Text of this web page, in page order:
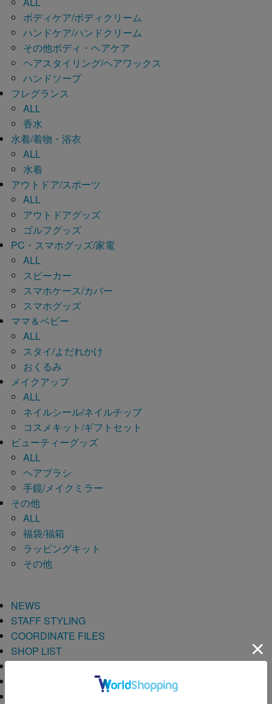
ボディケア/ボディクリーム
ハンドケア/ハンドクリーム
その他ボディ・ヘアケア
ヘアスタイリング/ヘアワックス
ハンドソープ
フレグランス
ALL
香水
水着/着物・浴衣
ALL
水着
アウトドア/スポーツ
ALL
アウトドアグッズ
ゴルフグッズ
PC・スマホグッズ/家電
ALL
スピーカー
スマホケース/カバー
スマホグッズ
ママ＆ベビー
ALL
スタイ/よだれかけ
おくるみ
メイクアップ
ALL
ネイルシール/ネイルチップ
コスメキット/ギフトセット
ビューティーグッズ
ALL
ヘアブラシ
手鏡/メイクミラー
その他
ALL
福袋/福箱
ラッピングキット
その他
NEWS
STAFF STYLING
COORDINATE FILES
SHOP LIST
BEGINNER’S GUIDE